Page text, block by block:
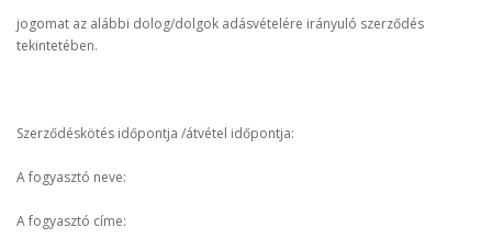
jogomat az alábbi dolog/dolgok adásvételére irányuló szerződés
tekintetében.
Szerződéskötés időpontja /átvétel időpontja:
A fogyasztó neve:
A fogyasztó címe: